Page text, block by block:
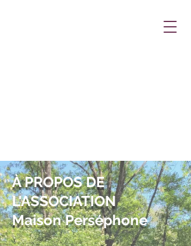
À PROPOS DE
L'ASSOCIATION
Maison Perséphone